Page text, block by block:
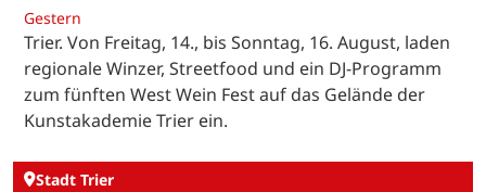
Gestern
Trier. Von Freitag, 14., bis Sonntag, 16. August, laden
regionale Winzer, Streetfood und ein DJ-Programm
zum fünften West Wein Fest auf das Gelände der
Kunstakademie Trier ein.
Stadt Trier